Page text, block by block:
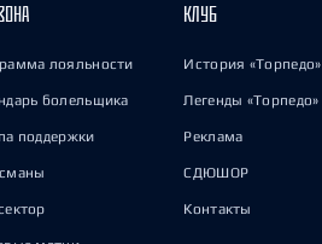
лояльности
болельщика
поддержки
КЛУБ
История «Торпедо»
Легенды «Торпедо»
Реклама
СДЮШОР
Контакты